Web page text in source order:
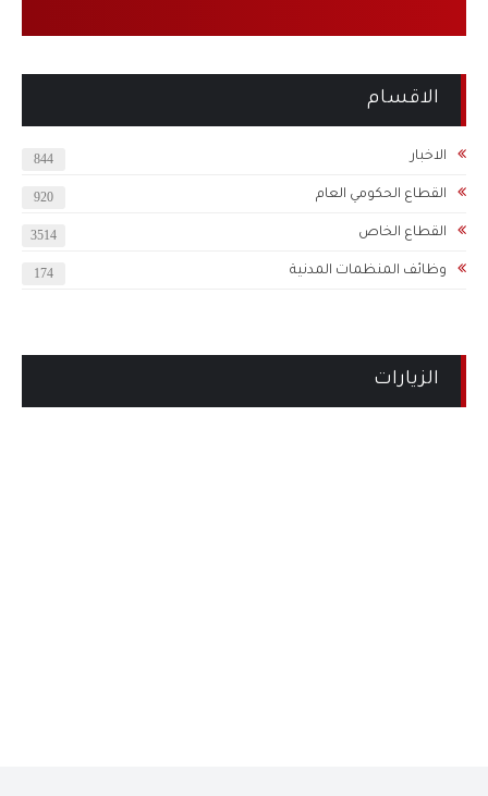
الاقسام
الاخبار 844
القطاع الحكومي العام 920
القطاع الخاص 3514
وظائف المنظمات المدنية 174
الزيارات